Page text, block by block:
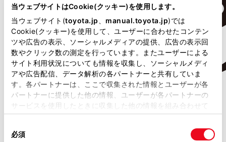
当ウェブサイトはCookie(クッキー)を使用します。
当ウェブサイト(toyota.jp manual.toyota.jp)では
Cookie(クッキー)を使用して、ユーザーに合わせたコンテン
ツや広告の表示、ソーシャルメディアの提供、広告の表示回
数やクリック数の測定を行っています。またユーザーによる
サイト利用状況についても情報を収集し、ソーシャルメディ
アや広告配信、データ解析の各パートナーと共有していま
す。各パートナーは、ここで収集された情報とユーザーが各
パートナーに提供した他の情報、ユーザーが各パートナーの
サービスを使用したときに収集した他の情報を組み合わせて
使用することがあります。当ウェブサイトの使用を続行する
必須